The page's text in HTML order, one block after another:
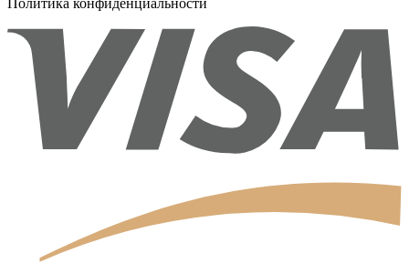
Политика конфиденциальности